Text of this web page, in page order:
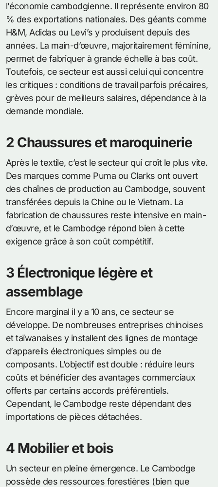
l’économie cambodgienne. Il représente environ 80
% des exportations nationales. Des géants comme
H&M, Adidas ou Levi’s y produisent depuis des
années. La main-d’œuvre, majoritairement féminine,
permet de fabriquer à grande échelle à bas coût.
Toutefois, ce secteur est aussi celui qui concentre
les critiques : conditions de travail parfois précaires,
grèves pour de meilleurs salaires, dépendance à la
demande mondiale.
2 Chaussures et maroquinerie
Après le textile, c’est le secteur qui croît le plus vite.
Des marques comme Puma ou Clarks ont ouvert
des chaînes de production au Cambodge, souvent
transférées depuis la Chine ou le Vietnam. La
fabrication de chaussures reste intensive en main-
d’œuvre, et le Cambodge répond bien à cette
exigence grâce à son coût compétitif.
3 Électronique légère et
assemblage
Encore marginal il y a 10 ans, ce secteur se
développe. De nombreuses entreprises chinoises
et taïwanaises y installent des lignes de montage
d’appareils électroniques simples ou de
composants. L’objectif est double : réduire leurs
coûts et bénéficier des avantages commerciaux
offerts par certains accords préférentiels.
Cependant, le Cambodge reste dépendant des
importations de pièces détachées.
4 Mobilier et bois
Un secteur en pleine émergence. Le Cambodge
possède des ressources forestières (bien que